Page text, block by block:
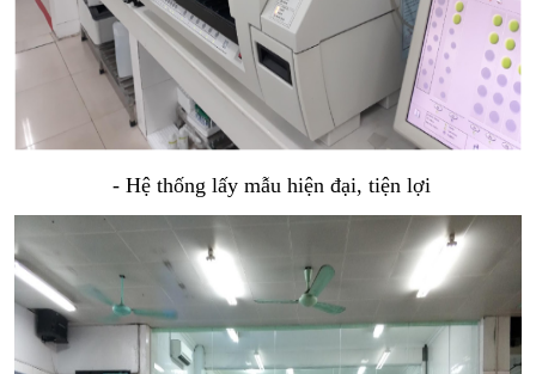
- Hệ thống lấy mẫu hiện đại, tiện lợi